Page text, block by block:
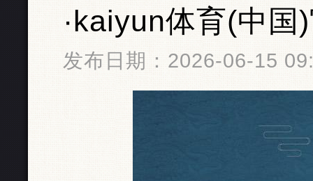
·kaiyun体育(中
发布日期：2026-06-15